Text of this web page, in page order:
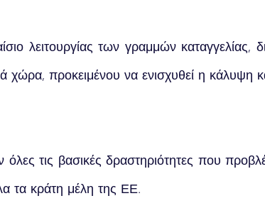
λειτουργίας των γραμμών καταγγελίας,
προκειμένου να ενισχυθεί η κάλυψη
τις βασικές δραστηριότητες που
τα κράτη μέλη της ΕΕ.